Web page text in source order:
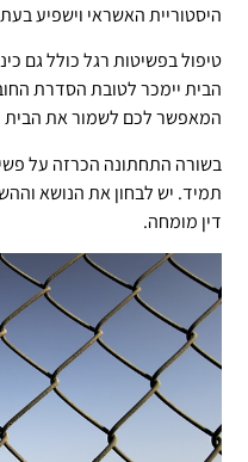
היסטוריית האשראי וישפיע
טיפול בפשיטות רגל כולל גם
הבית יימכר לטובת הסדרת
המאפשר לכם לשמור את הבית
בשורה התחתונה הכרזה על
תמיד. יש לבחון את הנושא
דין מומחה.